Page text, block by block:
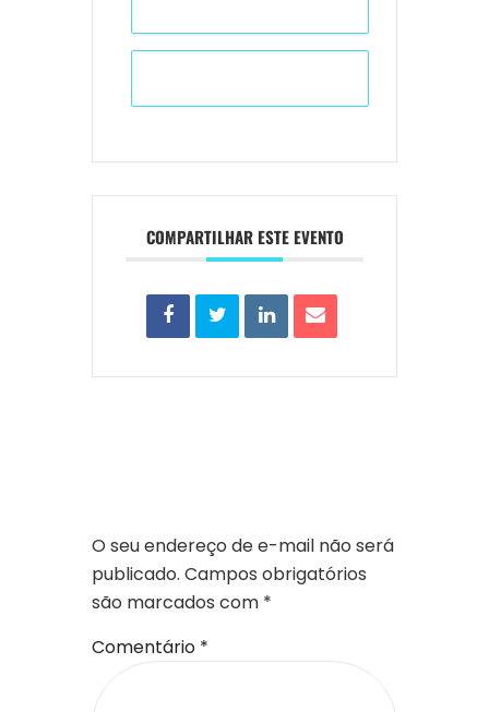
COMPARTILHAR ESTE EVENTO
O seu endereço de e-mail não será
publicado. Campos obrigatórios
são marcados com *
Comentário *